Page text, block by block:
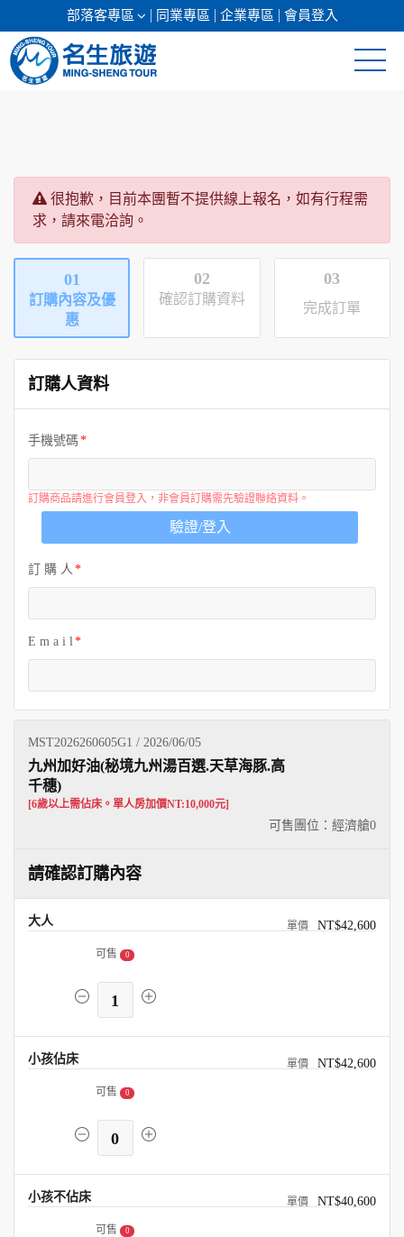
部落客專區 同業專區 企業專區 會員登入
郵輪假期
海島假期
韓國
東南亞
美加紐澳
很抱歉，目前本團暫不提供線上報名，如有行程需
求，請來電洽詢。
01
訂購內容及優
惠
02
確認訂購資料
03
完成訂單
訂購人資料
手機號碼
訂購商品請進行會員登入，非會員訂購需先驗證聯絡資料。
驗證/登入
訂 購 人
E m a i l
MST2026260605G1 / 2026/06/05
可售團位：經濟艙0
九州加好油(秘境九州湯百選.天草海豚.高
千穗)
[6歲以上需佔床。單人房加價NT:10,000元]
請確認訂購內容
大人 NT$42,600
可售 0
1
小孩佔床 NT$42,600
可售 0
0
小孩不佔床 NT$40,600
可售 0